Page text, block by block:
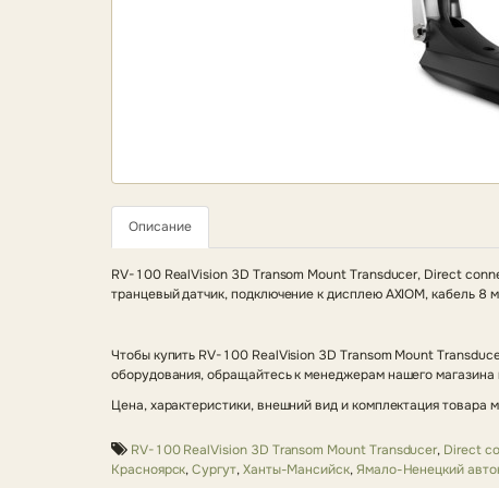
Описание
RV-100 RealVision 3D Transom Mount Transducer, Direct
транцевый датчик, подключение к дисплею AXIOM, кабель 8
Чтобы купить RV-100 RealVision 3D Transom Mount
оборудования, обращайтесь к менеджерам нашего
Цена, характеристики, внешний вид и комплектация товара
RV-100 RealVision 3D Transom Mount Transducer, Direct
Красноярск,Сургут,Ханты-Мансийск,Ямало-Ненецкий